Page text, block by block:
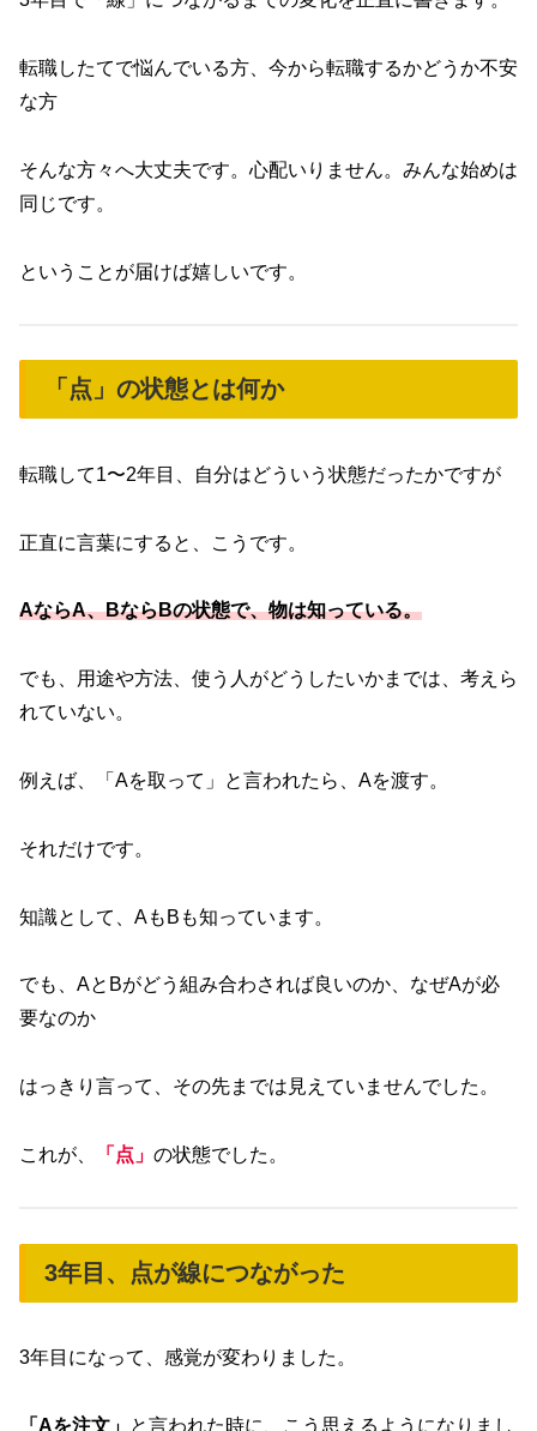
転職したてで悩んでいる方、今から転職するかどうか不安
な方
そんな方々へ大丈夫です。心配いりません。みんな始めは
同じです。
ということが届けば嬉しいです。
「点」の状態とは何か
転職して1〜2年目、自分はどういう状態だったかですが
正直に言葉にすると、こうです。
AならA、BならBの状態で、物は知っている。
でも、用途や方法、使う人がどうしたいかまでは、考えら
れていない。
例えば、「Aを取って」と言われたら、Aを渡す。
それだけです。
知識として、AもBも知っています。
でも、AとBがどう組み合わされば良いのか、なぜAが必
要なのか
はっきり言って、その先までは見えていませんでした。
これが、 「点」 の状態でした。
3年目、点が線につながった
3年目になって、感覚が変わりました。
「Aを注文」 と言われた時に、こう思えるようになりまし